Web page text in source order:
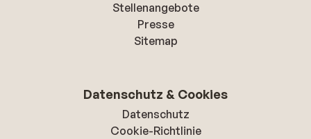
Stellenangebote
Presse
Sitemap
Datenschutz & Cookies
Datenschutz
Cookie-Richtlinie